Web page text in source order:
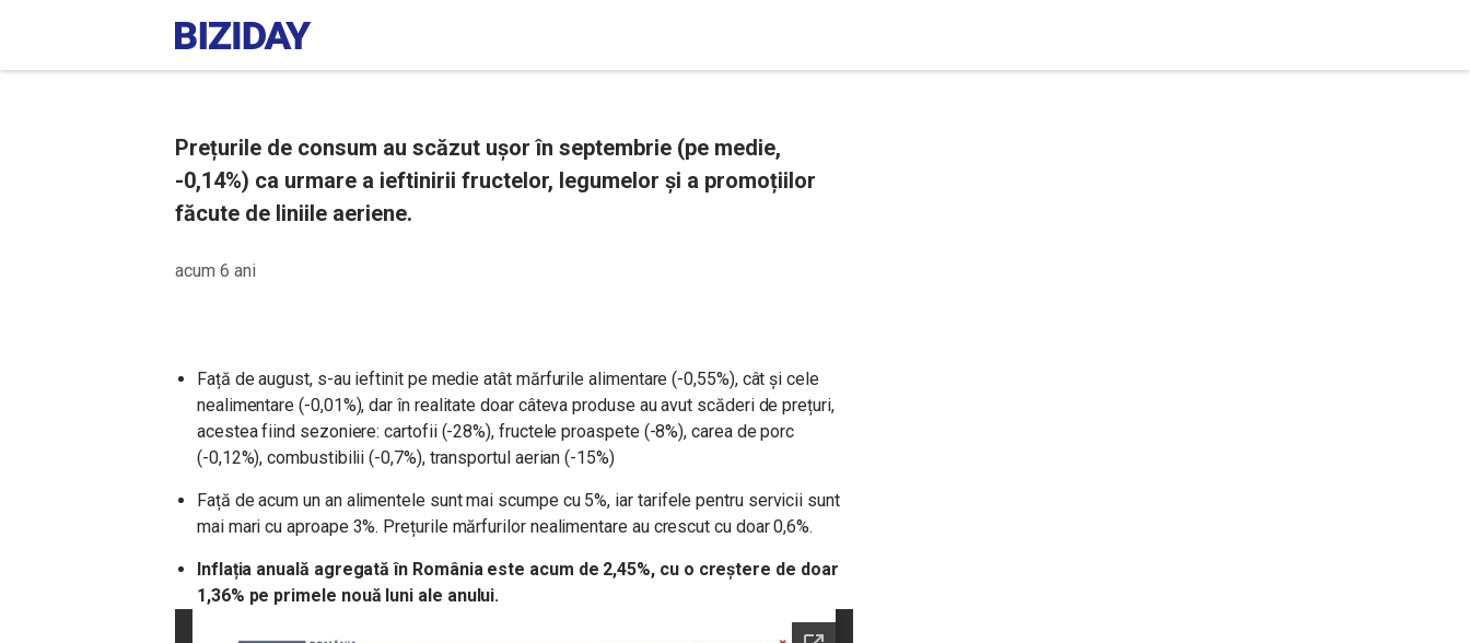
Prețurile de consum au scăzut ușor în septembrie (pe medie,
-0,14%) ca urmare a ieftinirii fructelor, legumelor și a promoțiilor
făcute de liniile aeriene.
acum 6 ani
Față de august, s-au ieftinit pe medie atât mărfurile alimentare (-0,55%), cât și cele
nealimentare (-0,01%), dar în realitate doar câteva produse au avut scăderi de prețuri,
acestea fiind sezoniere: cartofii (-28%), fructele proaspete (-8%), carea de porc
(-0,12%), combustibilii (-0,7%), transportul aerian (-15%)
Față de acum un an alimentele sunt mai scumpe cu 5%, iar tarifele pentru servicii sunt
mai mari cu aproape 3%. Prețurile mărfurilor nealimentare au crescut cu doar 0,6%.
Inflația anuală agregată în România este acum de 2,45%, cu o creștere de doar
1,36% pe primele nouă luni ale anului.